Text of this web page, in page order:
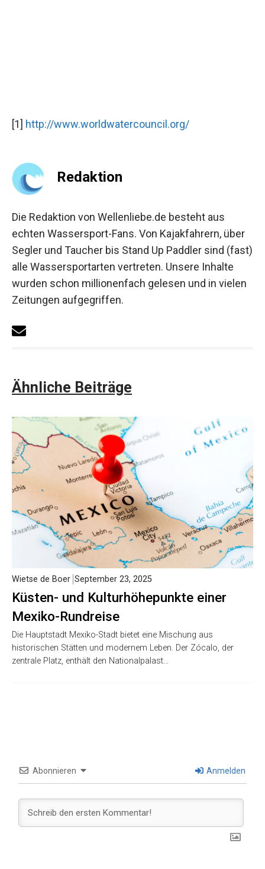
[1] http://www.worldwatercouncil.org/
Redaktion
Die Redaktion von Wellenliebe.de besteht aus
echten Wassersport-Fans. Von Kajakfahrern, über
Segler und Taucher bis Stand Up Paddler sind (fast)
alle Wassersportarten vertreten. Unsere Inhalte
wurden schon millionenfach gelesen und in vielen
Zeitungen aufgegriffen.
Ähnliche Beiträge
Küsten- und Kulturhöhepunkte einer
Mexiko-Rundreise
Wietse de Boer September 23, 2025
Die Hauptstadt Mexiko-Stadt bietet eine Mischung aus
historischen Stätten und modernem Leben. Der Zócalo, der
zentrale Platz, enthält den Nationalpalast…
Abonnieren Anmelden